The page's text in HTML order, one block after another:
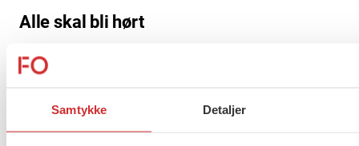
Samtykke Detaljer
Alle skal bli hørt
Som ny leder i FO-studentene er Abrahamsen
skal bli sett og hørt.